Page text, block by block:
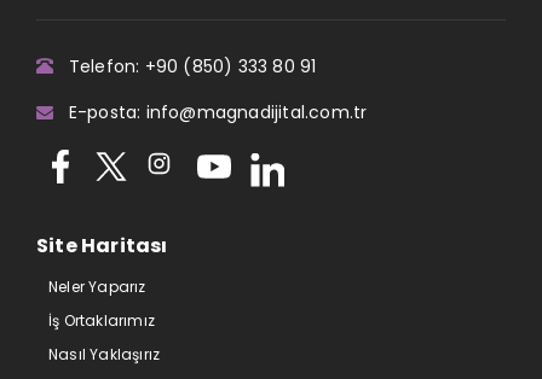
Telefon: +90 (850) 333 80 91
E-posta: info@magnadijital.com.tr
Site Haritası
Neler Yaparız
İş Ortaklarımız
Nasıl Yaklaşırız